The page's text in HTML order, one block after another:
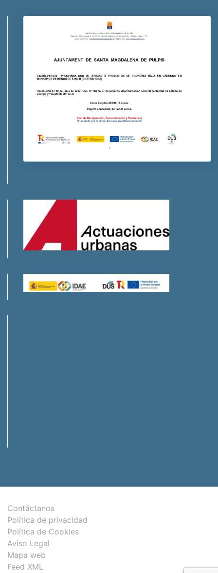
Contáctanos
Política de privacidad
Política de Cookies
Aviso Legal
Mapa web
Feed XML